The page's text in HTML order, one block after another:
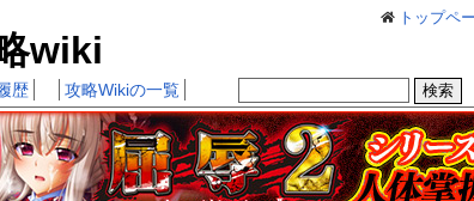
トップペ
wiki
歴 攻略Wikiの一覧